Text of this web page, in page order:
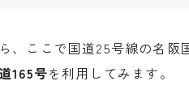
、ここで国道25号線の名
165号を利用してみます。